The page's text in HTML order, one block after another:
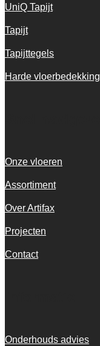
UniQ Tapijt
Tapijt
Tapijttegels
Harde vloerbedekking
Onze vloeren
Assortiment
Over Artifax
Projecten
Contact
Onderhouds advies